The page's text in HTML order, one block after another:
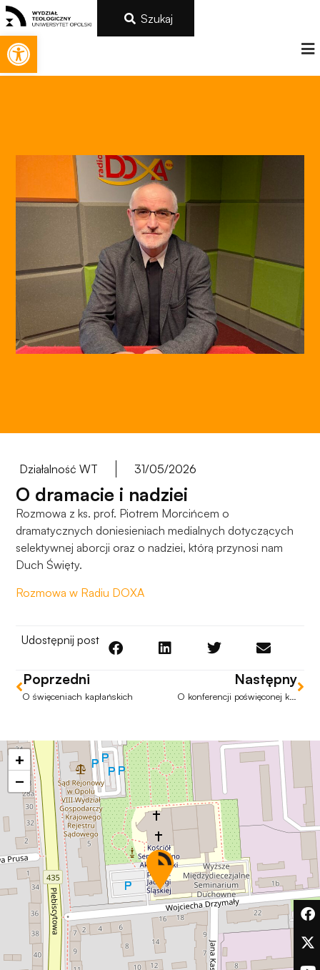
Otwórz pasek narzędzi
Szukaj
Działalność WT 31/05/2026
O dramacie i nadziei
Rozmowa z ks. prof. Piotrem Morcińcem o
dramatycznych doniesieniach medialnych dotyczących
selektywnej aborcji oraz o nadziei, którą przynosi nam
Duch Święty.
Rozmowa w Radiu DOXA
Udostępnij post
Poprzedni
O święceniach kapłańskich
Następny
+
−
Konieczne
Te pliki cookie
nie są
opcjonalne. Są
one potrzebne
do
funkcjonowania
strony
Abyśmy mogli
funkcjonalność
strony
internetowej,
na podstawie
tego, jak
Aby nasza
internetowa
działała jak
twojego
przejścia na nią.
Jeśli odrzucisz
te pliki cookie,
niektóre funkcje
znikną ze strony
internetowej.
Marketing
Udostępniając
swoje
zainteresowania i
zachowania
podczas